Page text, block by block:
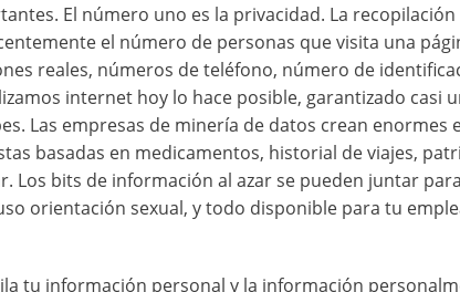
El número uno es la privacidad. La
el número de personas que visita una
reales, números de teléfono, número de
internet hoy lo hace posible, garantizado casi
Las empresas de minería de datos crean enormes
basadas en medicamentos, historial de viajes,
Los bits de información al azar se pueden juntar
orientación sexual, y todo disponible para tu
tu información personal y la información